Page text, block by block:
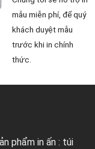
mẫu miễn phí, để quý
khách duyệt mẫu
trước khi in chính
thức.
phẩm in ấn : túi